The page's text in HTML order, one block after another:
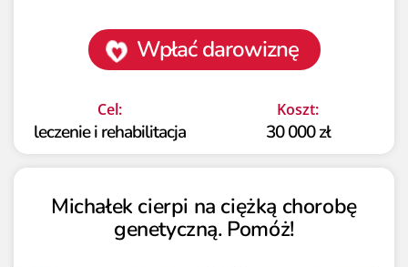
Wpłać darowiznę
Cel:
leczenie i rehabilitacja
Koszt:
30 000 zł
Michałek cierpi na ciężką chorobę
genetyczną. Pomóż!